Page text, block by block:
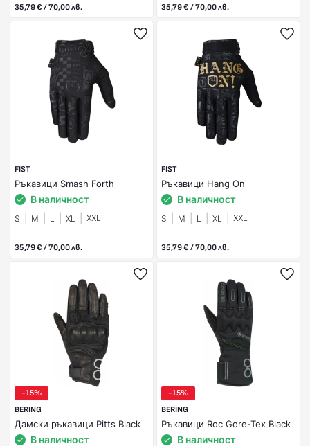
35,79 € / 70,00 лв. 35,79 € / 70,00 лв.
FIST
Ръкавици Smash Forth
В наличност
S M L XL XXL
35,79 € / 70,00 лв.
FIST
Ръкавици Hang On
В наличност
S M L XL XXL
35,79 € / 70,00 лв.
-15%
BERING
Дамски ръкавици Pitts Black
В наличност
-15%
BERING
Ръкавици Roc Gore-Tex Black
В наличност